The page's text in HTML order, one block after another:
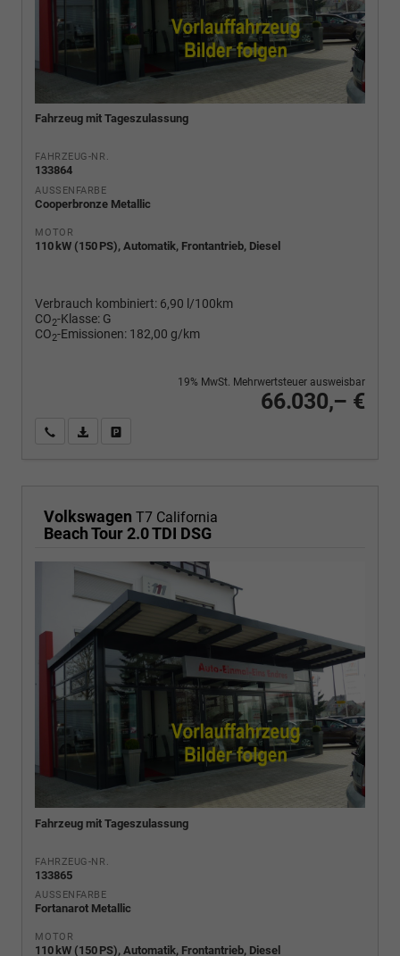
Fahrzeug mit Tageszulassung
FAHRZEUG-NR.
133864
AUSSENFARBE
Cooperbronze Metallic
MOTOR
110 kW (150 PS), Automatik, Frontantrieb, Diesel
Verbrauch kombiniert: 6,90 l/100km
CO2-Klasse: G
CO2-Emissionen: 182,00 g/km
66.030,– €
19% MwSt. Mehrwertsteuer ausweisbar
Wir rufen Sie anPDF-Fahrzeugexposé drucken
Volkswagen T7 California
Beach Tour 2.0 TDI DSG
Fahrzeug mit Tageszulassung
FAHRZEUG-NR.
133865
AUSSENFARBE
Fortanarot Metallic
MOTOR
110 kW (150 PS), Automatik, Frontantrieb, Diesel